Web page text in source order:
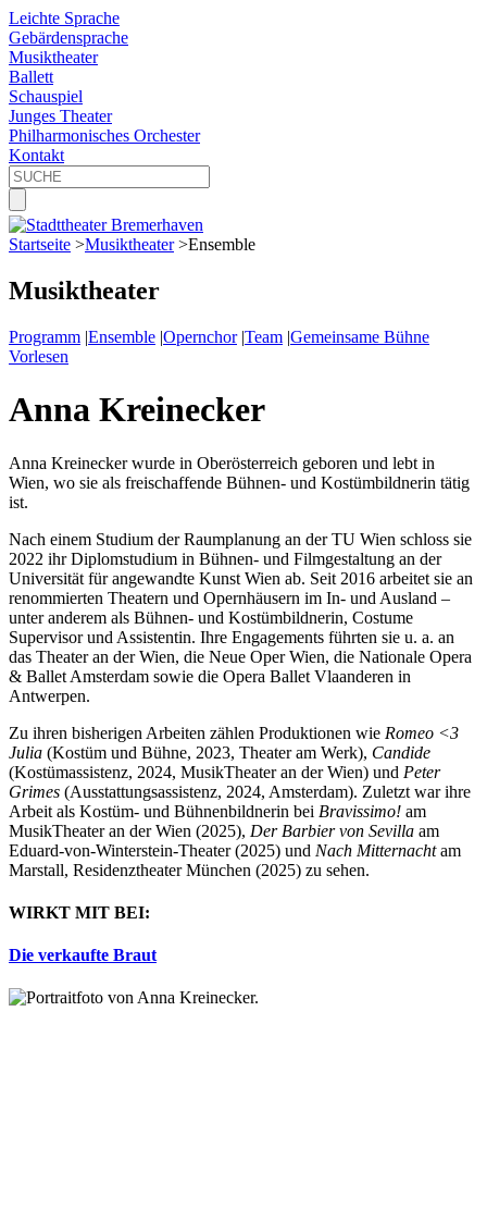
Leichte Sprache
Gebärdensprache
Musiktheater
Ballett
Schauspiel
Junges Theater
Philharmonisches Orchester
Kontakt
Startseite >Musiktheater >Ensemble
Musiktheater
Programm |Ensemble |Opernchor |Team |Gemeinsame Bühne
Vorlesen
Anna Kreinecker
Anna Kreinecker wurde in Oberösterreich geboren und lebt in
Wien, wo sie als freischaffende Bühnen- und Kostümbildnerin tätig
ist.
Nach einem Studium der Raumplanung an der TU Wien schloss sie
2022 ihr Diplomstudium in Bühnen- und Filmgestaltung an der
Universität für angewandte Kunst Wien ab. Seit 2016 arbeitet sie an
renommierten Theatern und Opernhäusern im In- und Ausland –
unter anderem als Bühnen- und Kostümbildnerin, Costume
Supervisor und Assistentin. Ihre Engagements führten sie u. a. an
das Theater an der Wien, die Neue Oper Wien, die Nationale Opera
& Ballet Amsterdam sowie die Opera Ballet Vlaanderen in
Antwerpen.
Zu ihren bisherigen Arbeiten zählen Produktionen wie Romeo <3
Julia (Kostüm und Bühne, 2023, Theater am Werk), Candide
(Kostümassistenz, 2024, MusikTheater an der Wien) und Peter
Grimes (Ausstattungsassistenz, 2024, Amsterdam). Zuletzt war ihre
Arbeit als Kostüm- und Bühnenbildnerin bei Bravissimo! am
MusikTheater an der Wien (2025), Der Barbier von Sevilla am
Eduard-von-Winterstein-Theater (2025) und Nach Mitternachtam
Marstall, Residenztheater München (2025) zu sehen.
WIRKT MIT BEI:
Die verkaufte Braut